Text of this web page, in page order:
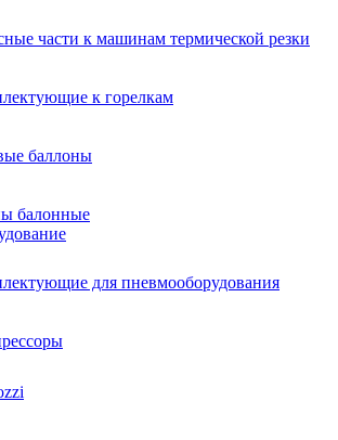
части к машинам термической резки
к горелкам
баллоны
балонные
для пневмооборудования